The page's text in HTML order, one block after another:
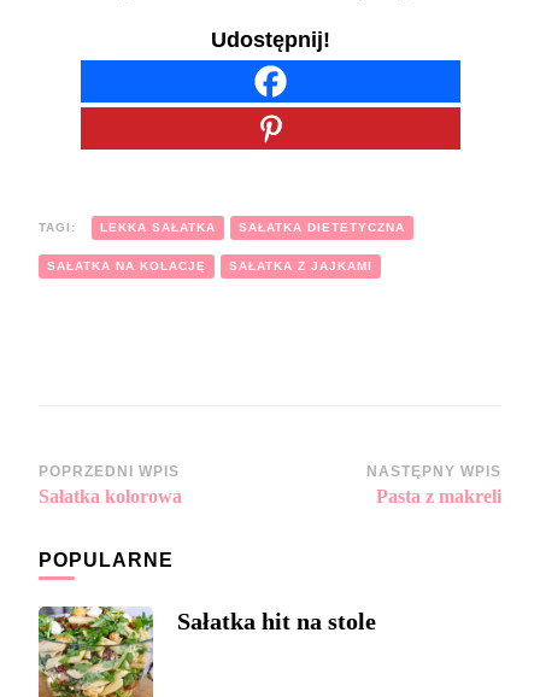
Udostępnij!
TAGI: LEKKA SAŁATKA SAŁATKA DIETETYCZNA
SAŁATKA NA KOLACJĘ SAŁATKA Z JAJKAMI
Zobacz
wpisy
POPRZEDNI WPIS
Sałatka kolorowa
NASTĘPNY WPIS
Pasta z makreli
POPULARNE
Sałatka hit na stole